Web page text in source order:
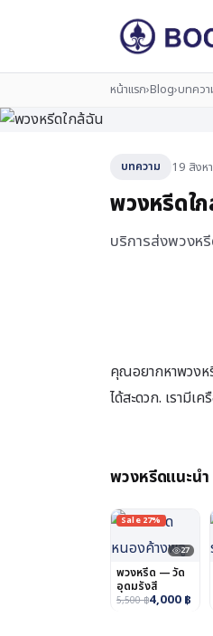
หน้าแรก›Blog›บทคว
บทความ 19 สิงห
พวงหรีดใ
บริการส่งพวงห
คุณอยากหาพวงห
ได้สะดวก. เรามีเ
พวงหรีดแนะนำ
Sale 27%
27
พวงหรีด — วัด
อุดมรังสี
5,500฿4,000 ฿